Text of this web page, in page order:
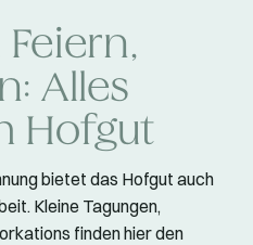
Alles
Hofgut
bietet das Hofgut auch
Kleine Tagungen,
finden hier den